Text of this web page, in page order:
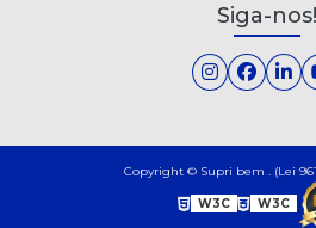
Siga-nos!
Copyright © Supri bem . (Lei
W3C W3C